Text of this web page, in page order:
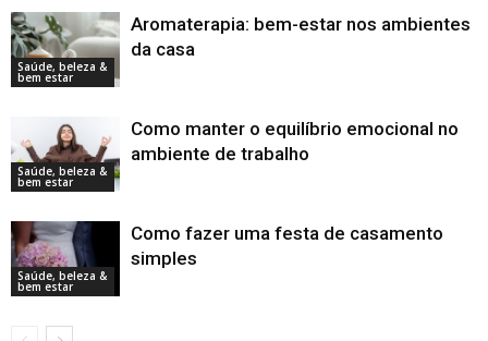
Saúde, beleza &
bem estar
Aromaterapia: bem-estar nos ambientes
da casa
Saúde, beleza &
bem estar
Como manter o equilíbrio emocional no
ambiente de trabalho
Saúde, beleza &
bem estar
Como fazer uma festa de casamento
simples